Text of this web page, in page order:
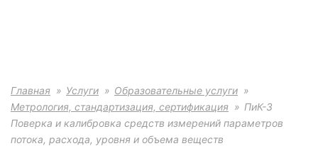
Главная Услуги
Образовательные услуги
Метрология, стандартизация, сертификация
ПиК-3
Поверка и калибровка средств измерений параметров
потока, расхода, уровня и объема веществ